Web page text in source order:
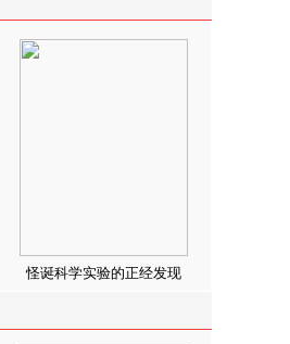
怪诞科学实验的正经发现